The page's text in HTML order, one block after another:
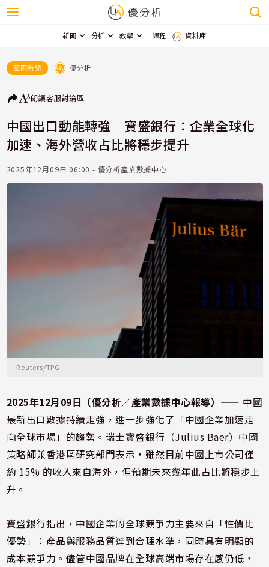
新聞 分析 教學 課程 資料庫
國際新聞 優分析
朗讀客服討論區
中國出口動能轉強 寶盛銀行：企業全球化
加速、海外營收占比將穩步提升
2025年12月09日 06:00 - 優分析產業數據中心
Reuters/TPG
2025年12月09日（優分析／產業數據中心報導） ⸺ 中國
最新出口數據持續走強，進一步強化了「中國企業加速走
向全球市場」的趨勢。瑞士寶盛銀行（Julius Baer）中國
策略師兼香港區研究部門表示，雖然目前中國上市公司僅
約 15% 的收入來自海外，但預期未來幾年此占比將穩步上
升。
寶盛銀行指出，中國企業的全球競爭力主要來自「性價比
優勢」：產品與服務品質達到合理水準，同時具有明顯的
成本競爭力。儘管中國品牌在全球高端市場存在感仍低，